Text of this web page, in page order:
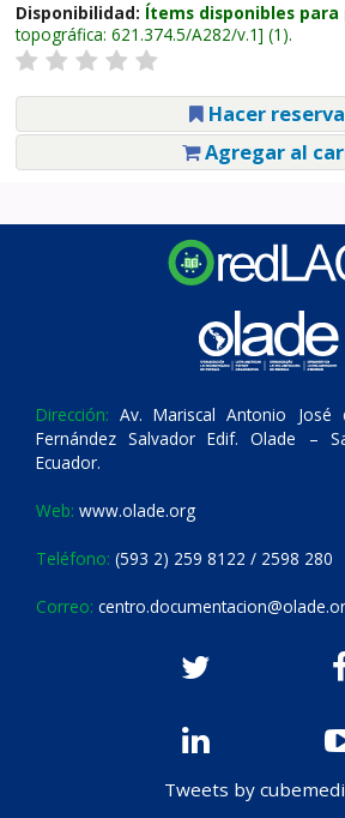
Disponibilidad: Ítems disponibles
topográfica: 621.374.5/A282/v.1 (1).
Hacer reserva
Agregar al
Dirección: Av. Mariscal Antonio José
Fernández Salvador Edif. Olade –
Ecuador.
Web: www.olade.org
Teléfono: (593 2) 259 8122 / 2598 280
Correo:
Tweets by